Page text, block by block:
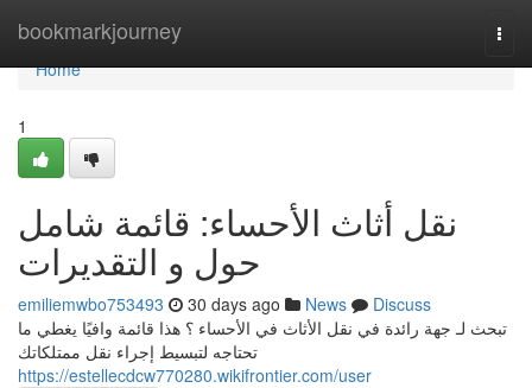
bookmarkjourney
Home
Home
1
نقل أثاث الأحساء: قائمة شامل
حول و التقديرات
emiliemwbo753493 30 days ago News
Discuss
تبحث لـ جهة رائدة في نقل الأثاث في الأحساء ؟ هذا قائمة وافيًا يغطي ما
تحتاجه لتبسيط إجراء نقل ممتلكاتك
https://estellecdcw770280.wikifrontier.com/user